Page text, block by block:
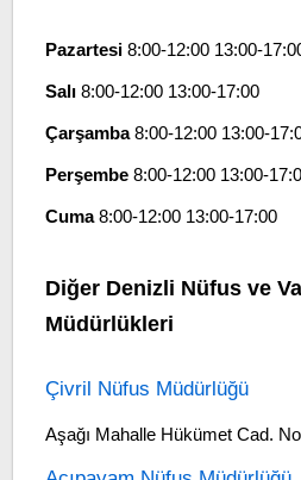
Pazartesi8:00-12:00 13:00-
Salı8:00-12:00 13:00-17:00
Çarşamba8:00-12:00 13:00-
Perşembe8:00-12:00 13:00-
Cuma8:00-12:00 13:00-17:00
Diğer Denizli Nüfus ve
Müdürlükleri
Çivril Nüfus Müdürlüğü
Aşağı Mahalle Hükümet Cad.